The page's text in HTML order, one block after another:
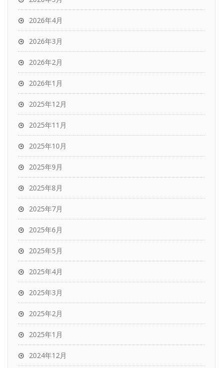
2026年4月
2026年3月
2026年2月
2026年1月
2025年12月
2025年11月
2025年10月
2025年9月
2025年8月
2025年7月
2025年6月
2025年5月
2025年4月
2025年3月
2025年2月
2025年1月
2024年12月